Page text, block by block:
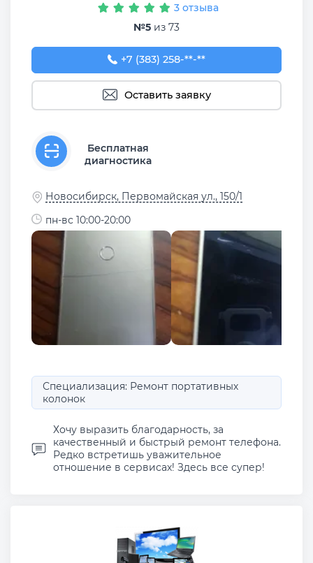
3 отзыва
№5 из 73
+7 (383) 258-36-77
+7 (383) 258-**-**
Оставить заявку
Бесплатная
диагностика
Новосибирск, Первомайская ул., 150/1
пн-вс 10:00-20:00
Специализация: Ремонт портативных
колонок
Хочу выразить благодарность, за
качественный и быстрый ремонт телефона.
Редко встретишь уважительное
отношение в сервисах! Здесь все супер!